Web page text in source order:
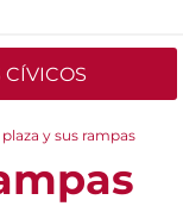
CÍVICOS
plaza y sus rampas